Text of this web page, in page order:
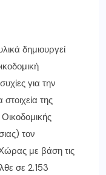
δημιουργεί
για την
της
τον
με βάση τις
σε 2.153